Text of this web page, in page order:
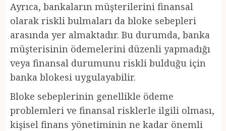
Ayrıca, bankaların müşterilerini finansal
olarak riskli bulmaları da bloke sebepleri
arasında yer almaktadır. Bu durumda, banka
müşterisinin ödemelerini düzenli yapmadığı
veya finansal durumunu riskli bulduğu için
banka blokesi uygulayabilir.
Bloke sebeplerinin genellikle ödeme
problemleri ve finansal risklerle ilgili olması,
kişisel finans yönetiminin ne kadar önemli